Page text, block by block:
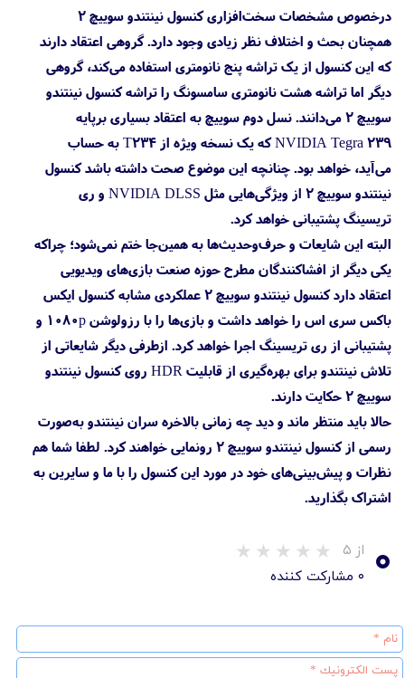
درخصوص مشخصات سخت‌افزاری کنسول نینتندو سوییچ 2
همچنان بحث و اختلاف نظر زیادی وجود دارد. گروهی اعتقاد دارند
که این کنسول از یک تراشه پنج نانومتری استفاده می‌کند، گروهی
دیگر اما تراشه هشت نانومتری سامسونگ را تراشه کنسول نینتندو
سوییچ 2 می‌دانند. نسل دوم سوییچ به اعتقاد بسیاری برپایه
NVIDIA Tegra 239 که یک نسخه ویژه از T234 به حساب
می‌آید، خواهد بود. چنانچه این موضوع صحت داشته باشد کنسول
نینتندو سوییچ 2 از ویژگی‌هایی مثل NVIDIA DLSS و ری
تریسینگ پشتیبانی خواهد کرد.
البته این شایعات و حرف‌وحدیث‌ها به همین‌جا ختم نمی‌شود؛ چراکه
یکی دیگر از افشاکنندگان مطرح حوزه صنعت بازی‌های ویدیویی
اعتقاد دارد کنسول نینتندو سوییچ 2 عملکردی مشابه کنسول ایکس
باکس سری اس را خواهد داشت و بازی‌ها را با رزولوشن 1080p و
پشتیبانی از ری تریسینگ اجرا خواهد کرد. از‌طرفی دیگر شایعاتی از
تلاش نینتندو برای بهره‌گیری از قابلیت HDR روی کنسول نینتندو
سوییچ 2 حکایت دارند.
حالا باید منتظر ماند و دید چه زمانی بالاخره سران نینتندو به‌صورت
رسمی از کنسول نینتندو سوییچ 2 رونمایی خواهند کرد. لطفا شما هم
نظرات و پیش‌بینی‌های خود در مورد این کنسول را با ما و سایرین به
اشتراک بگذارید.
۰ از ۵
۰ مشارکت کننده